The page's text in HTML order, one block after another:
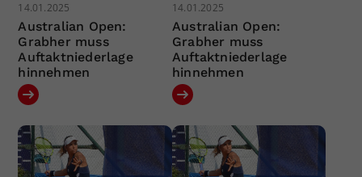
14.01.2025
Australian Open:
Grabher muss
Auftaktniederlage
hinnehmen
14.01.2025
Australian Open:
Grabher muss
Auftaktniederlage
hinnehmen